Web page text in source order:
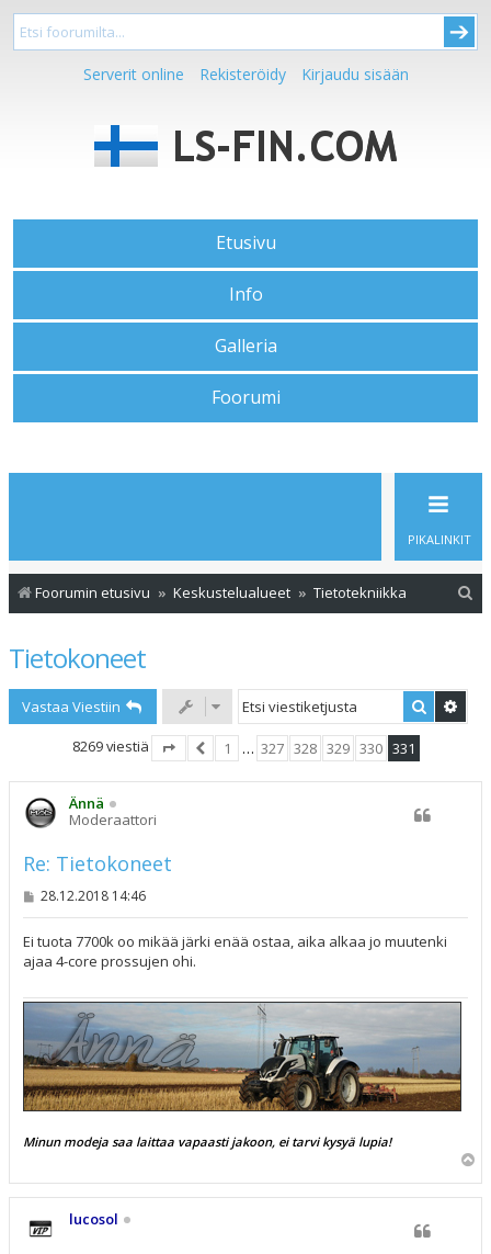
Serverit online Rekisteröidy Kirjaudu sisään
Etusivu
Info
Galleria
Foorumi
PIKALINKIT
Foorumin etusivu Keskustelualueet Tietotekniikka
Tietokoneet
Vastaa Viestiin Etsi
8269 viestiä
1 … 327 328 329 330 331
Ännä
Moderaattori
Re: Tietokoneet
V
s
t
i
28.12.2018 14:46
Ei tuota 7700k oo mikää järki enää ostaa, aika alkaa jo muutenki
ajaa 4-core prossujen ohi.
Minun modeja saa laittaa vapaasti jakoon, ei tarvi kysyä lupia!
ö
lucosol